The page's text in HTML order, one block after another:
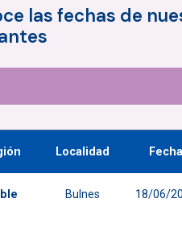
las fechas de
Localidad Fecha
Bulnes 18/06/